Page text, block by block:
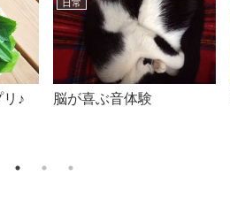
♪
日常
脳が喜ぶ音体験